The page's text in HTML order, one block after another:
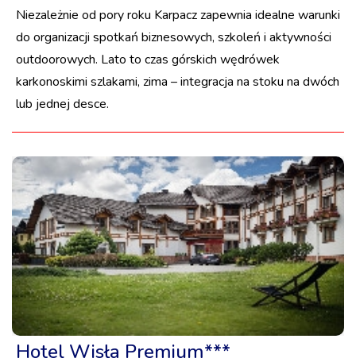
Niezależnie od pory roku Karpacz zapewnia idealne warunki
do organizacji spotkań biznesowych, szkoleń i aktywności
outdoorowych. Lato to czas górskich wędrówek
karkonoskimi szlakami, zima – integracja na stoku na dwóch
lub jednej desce.
Hotel Wisła Premium***